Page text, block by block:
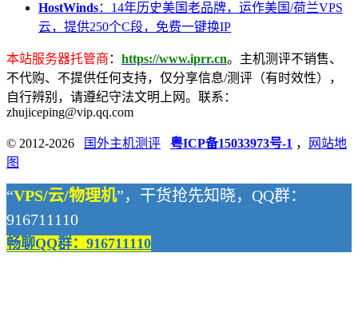
HostWinds：14年历史美国老品牌，运作美国/荷兰VPS
云，提供250个C段，免费一键换IP
本站服务器托管商 ： https://www.iprr.cn。主机测评不销售、
不代购、不提供任何支持，仅分享信息/测评（有时效性），
自行辨别，请遵纪守法文明上网。联系：
zhujiceping@vip.qq.com
© 2012-2026 国外主机测评 粤ICP备15033973号-1 ，
网站地
图
“VPS/云/物理机”，干货抢先知晓，QQ群：
916711110
畅聊QQ群：916711110